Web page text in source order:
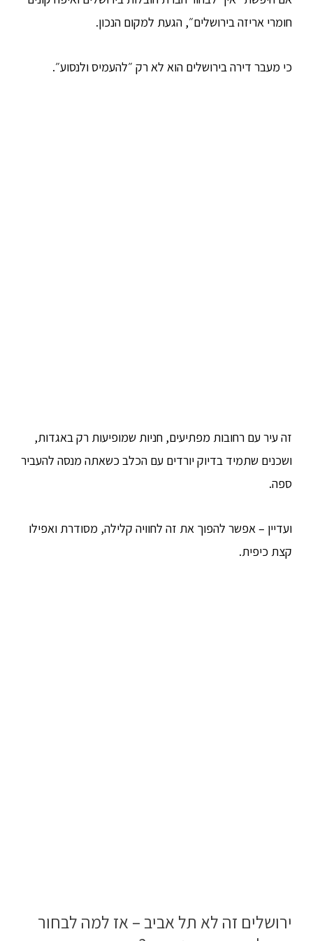
חומרי אריזה בירושלים״, הגעת למקום הנכון.
כי מעבר דירה בירושלים הוא לא רק ״להעמיס ולנסוע״.
זה עיר עם רחובות מפתיעים, חניות שמופיעות רק באגדות,
ושכנים שתמיד בדיוק יורדים עם הכלב כשאתה מנסה להעביר
ספה.
ועדיין – אפשר להפוך את זה לחוויה קלילה, מסודרת ואפילו
קצת כיפית.
ירושלים זה לא תל אביב – אז למה לבחור